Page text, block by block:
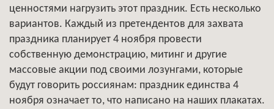
ценностями нагрузить этот праздник. Есть несколько
вариантов. Каждый из претендентов для захвата
праздника планирует 4 ноября провести
собственную демонстрацию, митинг и другие
массовые акции под своими лозунгами, которые
будут говорить россиянам: праздник единства 4
ноября означает то, что написано на наших плакатах.